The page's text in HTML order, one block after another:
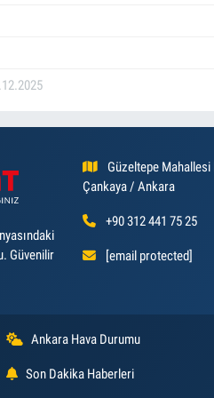
Güvenilir
Güzeltepe
Çankaya / Ankara
+90 312 441 75 25
[email protected]
Ankara Hava Durumu
Son Dakika Haberleri